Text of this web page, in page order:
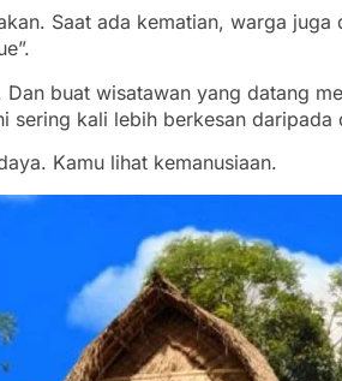
Saat ada kematian, warga
buat wisatawan yang datang
sering kali lebih berkesan daripada
Kamu lihat kemanusiaan.